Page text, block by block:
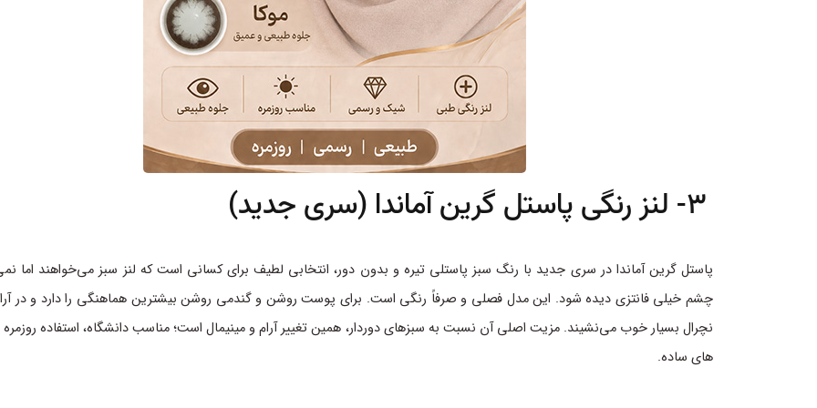
3- لنز رنگی پاستل گرین آماندا (سری جدید)
پاستل گرین آماندا در سری جدید با رنگ سبز پاستلی تیره و بدون دور، انتخابی لطیف برای کسانی است که لنز سبز می‌خواهند اما
چشم خیلی فانتزی دیده شود. این مدل فصلی و صرفاً رنگی است. برای پوست روشن و گندمی روشن بیشترین هماهنگی را دارد و در
نچرال بسیار خوب می‌نشیند. مزیت اصلی آن نسبت به سبزهای دوردار، همین تغییر آرام و مینیمال است؛ مناسب دانشگاه، استفاده روزمره
های ساده.